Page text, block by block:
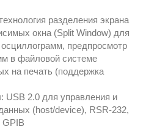
разделения экрана
окна (Split Window) для
предпросмотр
в файловой системе
на печать (поддержка
USB 2.0 для управления и
(host/device), RSR-232,
GPIB